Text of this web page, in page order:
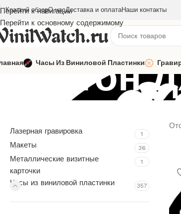
Перейти к навигации
Перейти к основному содержимому
Краткий обзорО насДоставка и оплатаНаши контакты
Часы Из Виниловой Пластинки
Элтон
Лазерная гравировка 1
Макеты 36
Металлические визитные
карточки
1
Часы из виниловой пластинки 357